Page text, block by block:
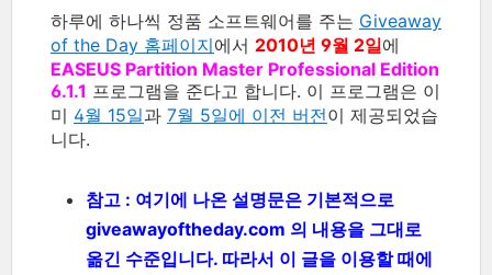
하루에 하나씩 정품 소프트웨어를 주는 Giveaway
of the Day 홈페이지에서 2010년 9월 2일에
EASEUS Partition Master Professional Edition
6.1.1 프로그램을 준다고 합니다. 이 프로그램은 이
미 4월 15일과 7월 5일에 이전 버전이 제공되었습
니다.
참고 : 여기에 나온 설명문은 기본적으로
giveawayoftheday.com 의 내용을 그대로
옮긴 수준입니다. 따라서 이 글을 이용할 때에